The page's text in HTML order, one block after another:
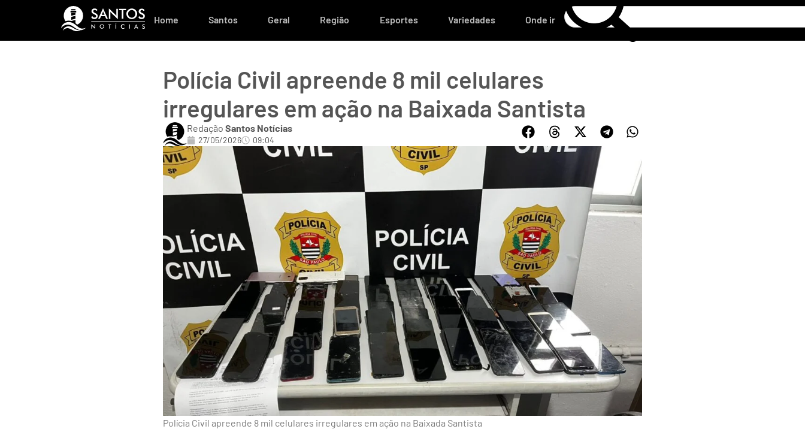
Home Santos Geral Região Esportes Variedades Onde ir
Polícia Civil apreende 8 mil celulares
irregulares em ação na Baixada Santista
Redação Santos Notícias
27/05/2026 09:04
Polícia Civil apreende 8 mil celulares irregulares em ação na Baixada Santista